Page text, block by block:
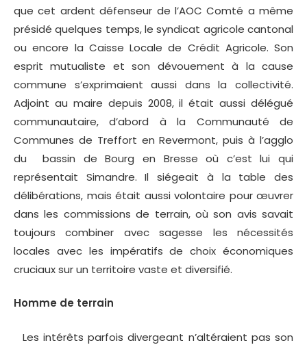
que cet ardent défenseur de l’AOC Comté a même
présidé quelques temps, le syndicat agricole cantonal
ou encore la Caisse Locale de Crédit Agricole. Son
esprit mutualiste et son dévouement à la cause
commune s’exprimaient aussi dans la collectivité.
Adjoint au maire depuis 2008, il était aussi délégué
communautaire, d’abord à la Communauté de
Communes de Treffort en Revermont, puis à l’agglo
du bassin de Bourg en Bresse où c’est lui qui
représentait Simandre. Il siégeait à la table des
délibérations, mais était aussi volontaire pour œuvrer
dans les commissions de terrain, où son avis savait
toujours combiner avec sagesse les nécessités
locales avec les impératifs de choix économiques
cruciaux sur un territoire vaste et diversifié.
Homme de terrain
Les intérêts parfois divergeant n’altéraient pas son